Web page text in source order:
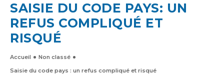
SAISIE DU CODE PAYS: UN
REFUS COMPLIQUÉ ET
RISQUÉ
Accueil
Non classé
Saisie du code pays : un refus compliqué et risqué